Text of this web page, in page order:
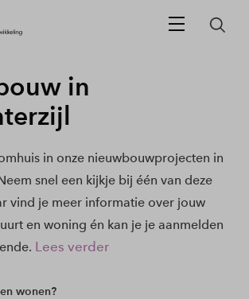
in
in onze nieuwbouwprojecten in
snel een kijkje bij één van deze
vind je meer informatie over jouw
en woning én kan je je aanmelden
Lees verder
wonen?